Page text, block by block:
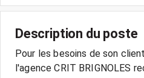
Description du poste
Pour les besoins de son
l'agence CRIT BRIGNOLES